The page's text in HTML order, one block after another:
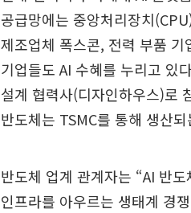
공급망에는 중앙처리장치
제조업체 폭스콘, 전력 부품
기업들도 AI 수혜를 누리고 있
설계 협력사(디자인하우스)로
반도체는 TSMC를 통해 생산
반도체 업계 관계자는 “AI 반
인프라를 아우르는 생태계 경